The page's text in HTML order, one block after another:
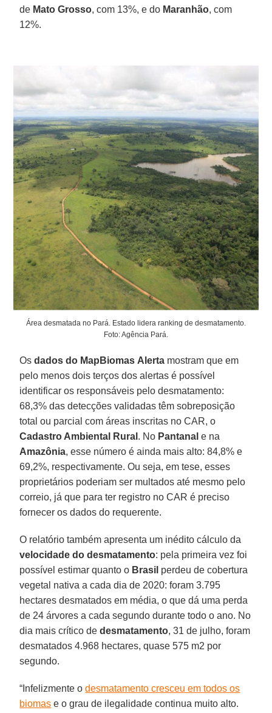
de Mato Grosso, com 13%, e do Maranhão, com
12%.
Área desmatada no Pará. Estado lidera ranking de desmatamento.
Foto: Agência Pará.
Osdados do MapBiomas Alerta mostram que em
pelo menos dois terços dos alertas é possível
identificar os responsáveis pelo desmatamento:
68,3% das detecções validadas têm sobreposição
total ou parcial com áreas inscritas no CAR, o
Cadastro Ambiental Rural . No Pantanal e na
Amazônia, esse número é ainda mais alto: 84,8% e
69,2%, respectivamente. Ou seja, em tese, esses
proprietários poderiam ser multados até mesmo pelo
correio, já que para ter registro no CAR é preciso
fornecer os dados do requerente.
O relatório também apresenta um inédito cálculo da
velocidade do desmatamento: pela primeira vez foi
possível estimar quanto o Brasil perdeu de cobertura
vegetal nativa a cada dia de 2020: foram 3.795
hectares desmatados em média, o que dá uma perda
de 24 árvores a cada segundo durante todo o ano. No
dia mais crítico dedesmatamento, 31 de julho, foram
desmatados 4.968 hectares, quase 575 m2 por
segundo.
“Infelizmente odesmatamento cresceu em todos os
biomas e o grau de ilegalidade continua muito alto.